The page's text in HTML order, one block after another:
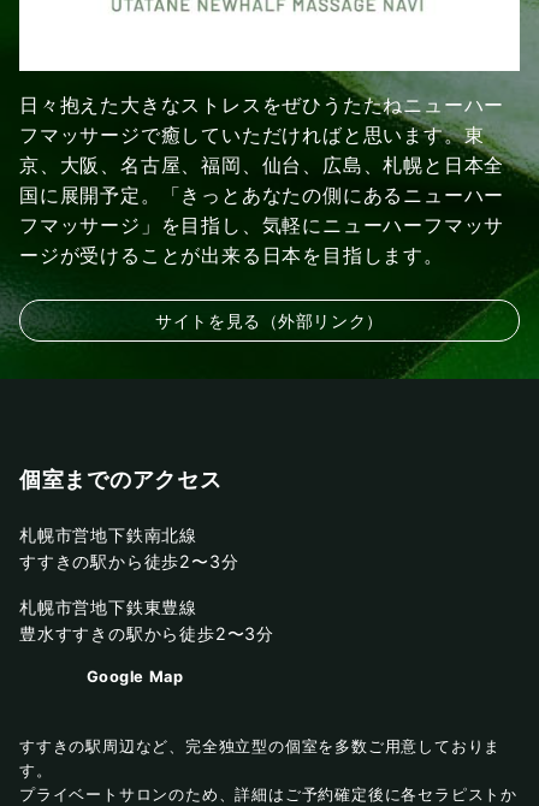
日々抱えた大きなストレスをぜひうたたねニューハー
フマッサージで癒していただければと思います。東
京、大阪、名古屋、福岡、仙台、広島、札幌と日本全
国に展開予定。「きっとあなたの側にあるニューハー
フマッサージ」を目指し、気軽にニューハーフマッサ
ージが受けることが出来る日本を目指します。
サイトを見る（外部リンク）
個室までのアクセス
札幌市営地下鉄南北線
すすきの駅から徒歩2〜3分
札幌市営地下鉄東豊線
豊水すすきの駅から徒歩2〜3分
Google Map
すすきの駅周辺など、完全独立型の個室を多数ご用意しておりま
す。
プライベートサロンのため、詳細はご予約確定後に各セラピストか